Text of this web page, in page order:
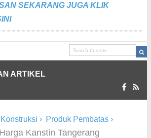
SEKARANG JUGA KLIK
ARTIKEL
› Produk Pembatas ›
Harga Kanstin Tangerang